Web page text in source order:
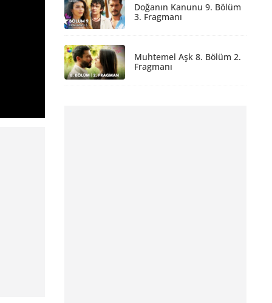
Doğanın Kanunu 9. Bölüm
3. Fragmanı
Muhtemel Aşk 8. Bölüm 2.
Fragmanı